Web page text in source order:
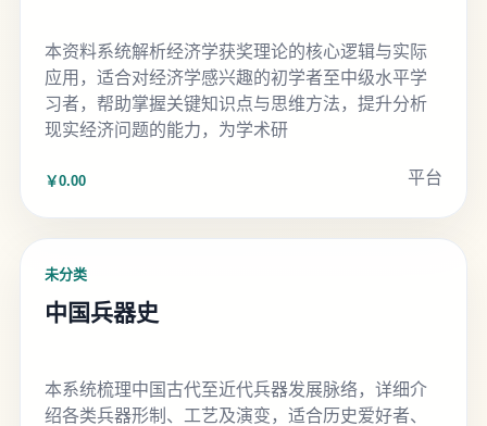
本资料系统解析经济学获奖理论的核心逻辑与实际
应用，适合对经济学感兴趣的初学者至中级水平学
习者，帮助掌握关键知识点与思维方法，提升分析
现实经济问题的能力，为学术研
￥0.00 平台
未分类
中国兵器史
本系统梳理中国古代至近代兵器发展脉络，详细介
绍各类兵器形制、工艺及演变，适合历史爱好者、